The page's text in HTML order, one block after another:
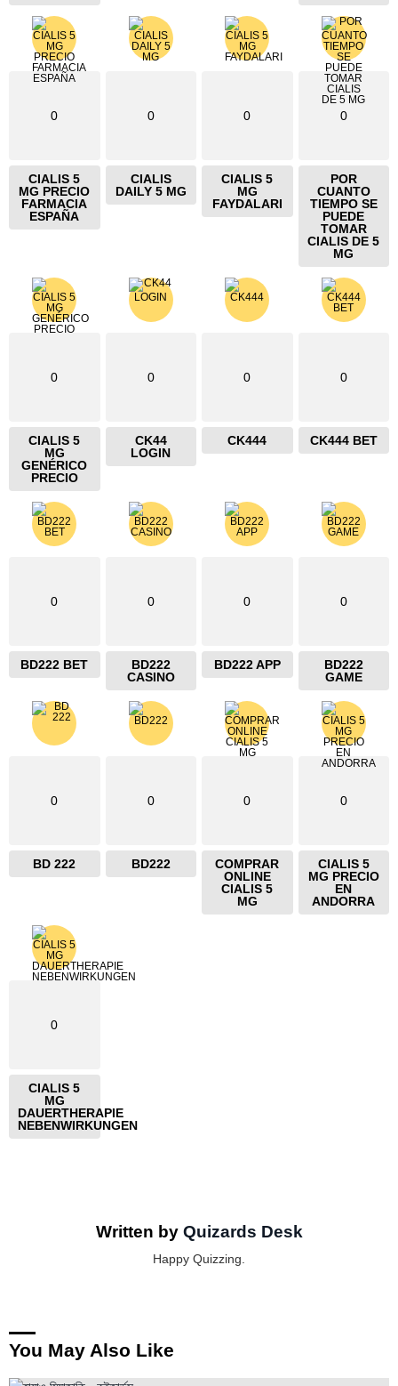
0
CIALIS 5
MG PRECIO
FARMACIA
ESPAÑA
0
CIALIS
DAILY 5 MG
0
CIALIS 5
MG
FAYDALARI
0
POR
CUANTO
TIEMPO SE
PUEDE
TOMAR
CIALIS DE 5
MG
0
CIALIS 5
MG
GENÉRICO
PRECIO
0
CK44
LOGIN
0
CK444
0
CK444 BET
0
BD222 BET
0
BD222
CASINO
0
BD222 APP
0
BD222
GAME
0
BD 222
0
BD222
0
COMPRAR
ONLINE
CIALIS 5
MG
0
CIALIS 5
MG PRECIO
EN
ANDORRA
0
CIALIS 5
MG
DAUERTHERAPIE
NEBENWIRKUNGEN
Written by Quizards Desk
Happy Quizzing.
You May Also Like